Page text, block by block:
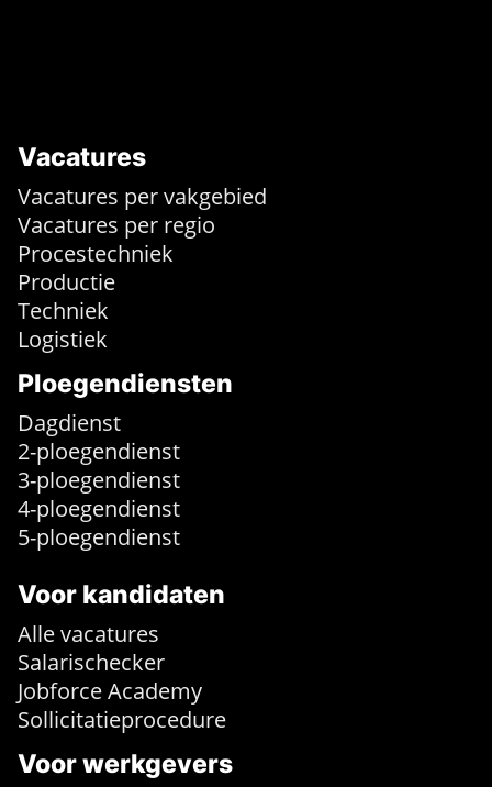
Vacatures
Vacatures per vakgebied
Vacatures per regio
Procestechniek
Productie
Techniek
Logistiek
Ploegendiensten
Dagdienst
2-ploegendienst
3-ploegendienst
4-ploegendienst
5-ploegendienst
Voor kandidaten
Alle vacatures
Salarischecker
Jobforce Academy
Sollicitatieprocedure
Voor werkgevers